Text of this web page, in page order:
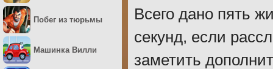
Всего дано пять
секунд, если
заметить
Побег из тюрьмы
Машинка Вилли